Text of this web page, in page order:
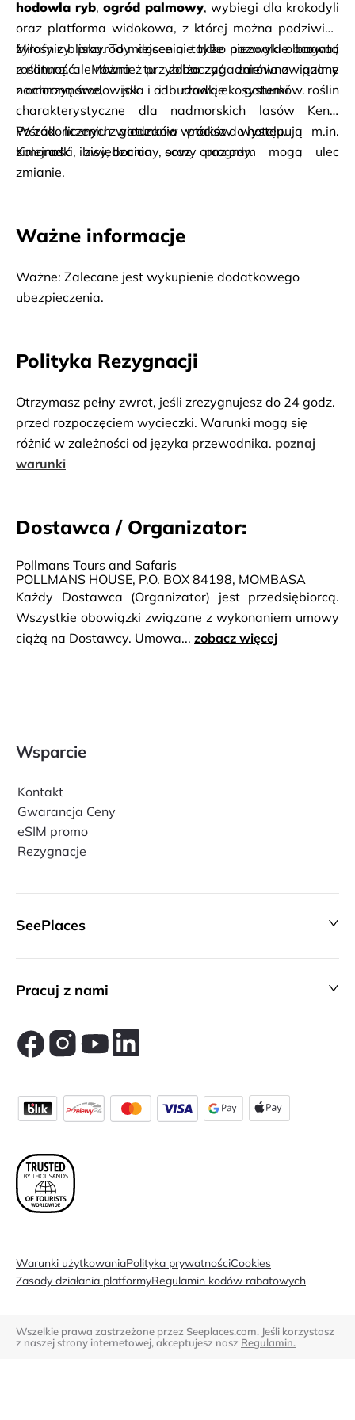
hodowla ryb, ogród palmowy, wybiegi dla krokodyli
oraz platforma widokowa, z której można podziwiać
żyrafy z bliska. To miejsce nie tylko pozwala obcować
z naturą, ale również przybliża zagadnienia związane
z ochroną środowiska i odbudową ekosystemów.
Miłośnicy przyrody docenią także niezwykle bogatą
roślinność. Można tu zobaczyć zarówno palmy
namorzynowe, jak i rzadkie gatunki roślin
charakterystyczne dla nadmorskich lasów Kenii.
Wśród licznych gatunków ptaków występują m.in.
zimorodki, ibisy, bociany, sowy oraz orły.
Po zakończeniu zwiedzania wrócisz do hotelu.
Kolejność zwiedzania oraz program mogą ulec
zmianie.
Ważne informacje
Ważne: Zalecane jest wykupienie dodatkowego
ubezpieczenia.
Polityka Rezygnacji
Otrzymasz pełny zwrot, jeśli zrezygnujesz do 24 godz.
przed rozpoczęciem wycieczki. Warunki mogą się
różnić w zależności od języka przewodnika. poznaj
warunki
Dostawca / Organizator:
Pollmans Tours and Safaris
POLLMANS HOUSE, P.O. BOX 84198, MOMBASA
Każdy Dostawca (Organizator) jest przedsiębiorcą.
Wszystkie obowiązki związane z wykonaniem umowy
ciążą na Dostawcy. Umowa... zobacz więcej
Wsparcie
Kontakt
Gwarancja Ceny
eSIM promo
Rezygnacje
SeePlaces
Pracuj z nami
Warunki użytkowaniaPolityka prywatnościCookies
Zasady działania platformyRegulamin kodów rabatowych
Wszelkie prawa zastrzeżone przez Seeplaces.com. Jeśli korzystasz
z naszej strony internetowej, akceptujesz nasz Regulamin.